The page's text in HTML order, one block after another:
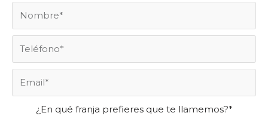
¿En qué franja prefieres que te llamemos?*